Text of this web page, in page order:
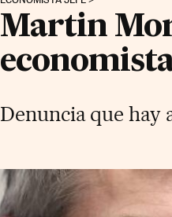
Martin
Denuncia que hay